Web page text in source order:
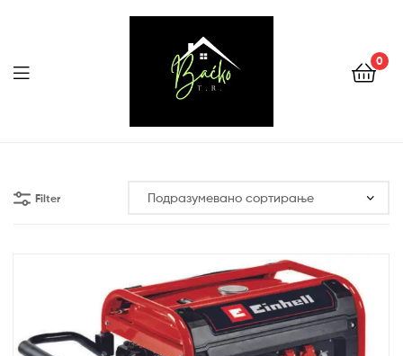
Backo
0
Menu
Filter